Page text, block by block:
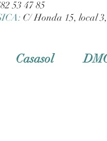
53 47 85
C/ Honda 15, local
Casasol